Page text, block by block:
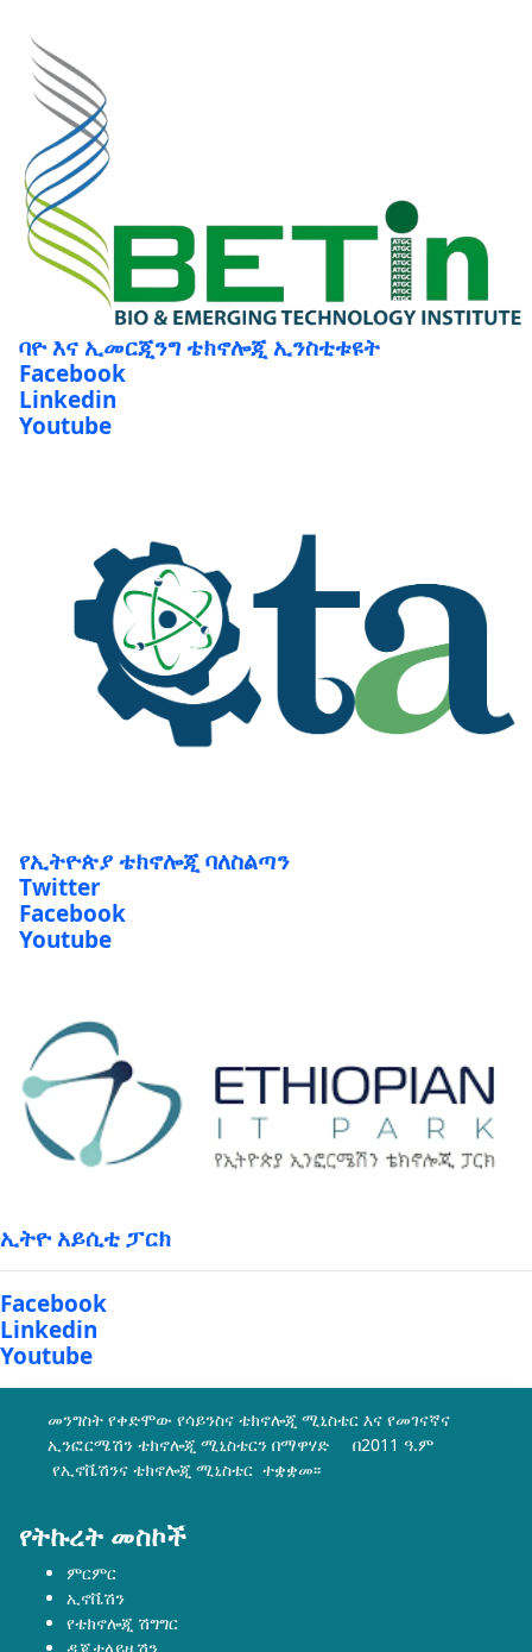
ባዮ እና ኢመርጂንግ ቴክኖሎጂ ኢንስቲቱዩት
Facebook
Linkedin
Youtube
የኢትዮጵያ ቴክኖሎጂ ባለስልጣን
Twitter
Facebook
Youtube
ኢትዮ አይሲቲ ፓርክ
Facebook
Linkedin
Youtube
መንግስት የቀድሞው የሳይንስና ቴክኖሎጂ ሚኒስቴር እና የመገናኛና
ኢንፎርሜሽን ቴክኖሎጂ ሚኒስቴርን በማዋሃድ በ2011 ዓ.ም
የኢኖቬሽንና ቴክኖሎጂ ሚኒስቴር ተቋቋመ፡፡
የትኩረት መስኮች
ምርምር
ኢኖቬሽን
የቴክኖሎጂ ሽግግር